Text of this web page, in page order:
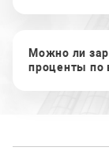
Можно ли
проценты по